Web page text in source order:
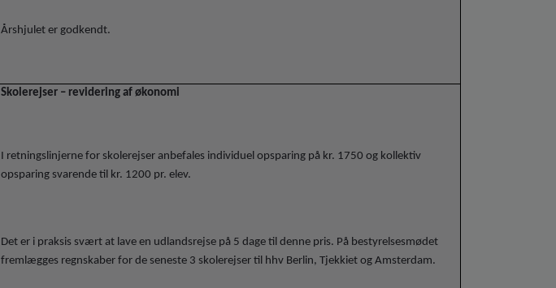
Årshjulet er godkendt.
Skolerejser – revidering af økonomi
I retningslinjerne for skolerejser anbefales individuel opsparing på kr. 1750 og kollektiv
opsparing svarende til kr. 1200 pr. elev.
Det er i praksis svært at lave en udlandsrejse på 5 dage til denne pris. På bestyrelsesmødet
fremlægges regnskaber for de seneste 3 skolerejser til hhv Berlin, Tjekkiet og Amsterdam.